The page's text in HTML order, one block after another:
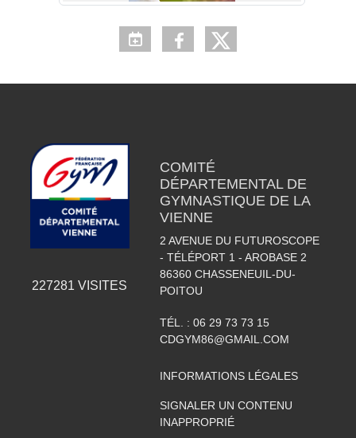
227281 VISITES
COMITÉ
DÉPARTEMENTAL DE
GYMNASTIQUE DE LA
VIENNE
2 AVENUE DU FUTUROSCOPE
- TÉLÉPORT 1 - AROBASE 2
86360 CHASSENEUIL-DU-
POITOU
TÉL. : 06 29 73 73 15
CDGYM86@GMAIL.COM
INFORMATIONS LÉGALES
SIGNALER UN CONTENU
INAPPROPRIÉ